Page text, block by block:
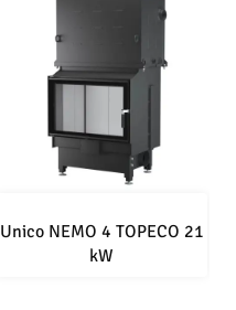
Unico NEMO 4 TOPECO 21
kW